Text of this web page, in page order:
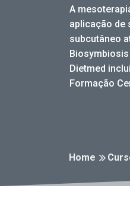
A
aplicação de
subcutâneo
Dietmed
Formação
Home